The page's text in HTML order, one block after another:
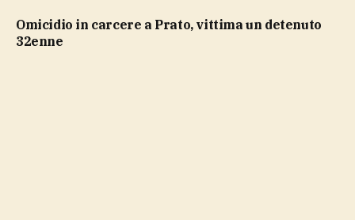
Omicidio in carcere a Prato, vittima un detenuto
32enne